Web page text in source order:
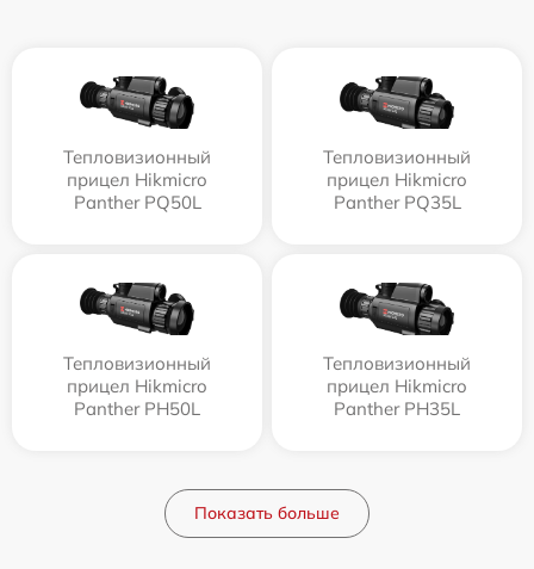
Тепловизионный
прицел Hikmicro
Panther PQ50L
Тепловизионный
прицел Hikmicro
Panther PQ35L
Тепловизионный
прицел Hikmicro
Panther PH50L
Тепловизионный
прицел Hikmicro
Panther PH35L
Показать больше